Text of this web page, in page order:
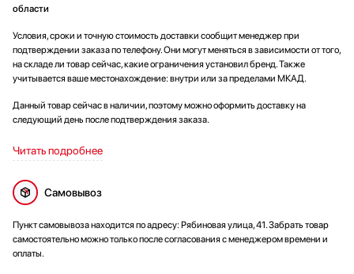
области
Условия, сроки и точную стоимость доставки сообщит менеджер при
подтверждении заказа по телефону. Они могут меняться в зависимости от того,
на складе ли товар сейчас, какие ограничения установил бренд. Также
учитывается ваше местонахождение: внутри или за пределами МКАД.
Данный товар сейчас в наличии, поэтому можно оформить доставку на
следующий день после подтверждения заказа.
Читать подробнее
Самовывоз
Пункт самовывоза находится по адресу: Рябиновая улица, 41. Забрать товар
самостоятельно можно только после согласования с менеджером времени и
оплаты.